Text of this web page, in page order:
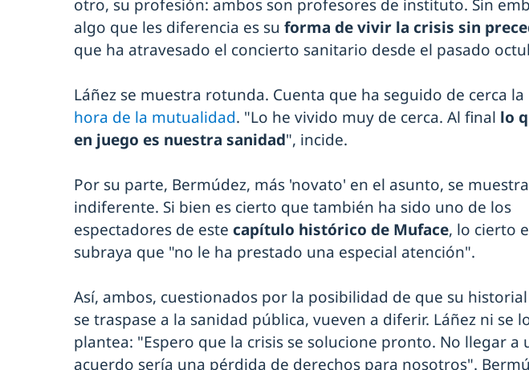
otro, su profesión: ambos son profesores de instituto. Sin
algo que les diferencia es su forma de vivir la crisis sin
que ha atravesado el concierto sanitario desde el pasado
Láñez se muestra rotunda. Cuenta que ha seguido de cerca la
hora de la mutualidad. "Lo he vivido muy de cerca. Al final lo
en juego es nuestra sanidad", incide.
Por su parte, Bermúdez, más 'novato' en el asunto, se muestra
indiferente. Si bien es cierto que también ha sido uno de los
espectadores de este capítulo histórico de Muface, lo cierto
subraya que "no le ha prestado una especial atención".
Así, ambos, cuestionados por la posibilidad de que su
se traspase a la sanidad pública, vueven a diferir. Láñez ni se
plantea: "Espero que la crisis se solucione pronto. No llegar a
acuerdo sería una pérdida de derechos para nosotros".